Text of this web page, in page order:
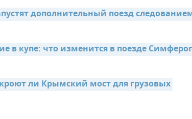
дополнительный поезд
в купе: что изменится в поезде
ли Крымский мост для грузовых